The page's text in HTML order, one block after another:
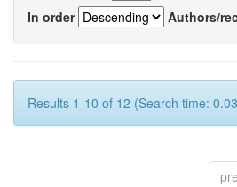
In order
Authors/
Results 1-10 of 12 (Search time: